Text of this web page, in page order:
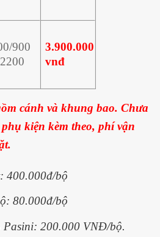
900
3.900.000
vnđ
cánh và khung bao. Chưa
kiện kèm theo, phí vận
400.000đ/bộ
80.000đ/bộ
Pasini: 200.000 VNĐ/bộ.